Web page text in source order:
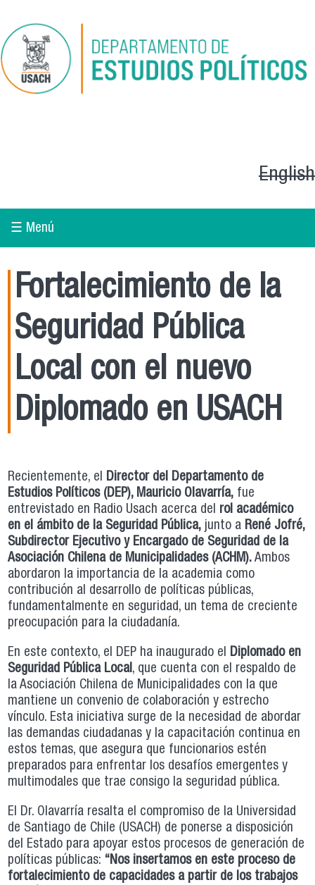
English
☰ Menú
Fortalecimiento de la
Seguridad Pública
Local con el nuevo
Diplomado en USACH
Recientemente, el Director del Departamento de
Estudios Políticos (DEP), Mauricio Olavarría, fue
entrevistado en Radio Usach acerca del rol académico
en el ámbito de la Seguridad Pública, junto a René Jofré,
Subdirector Ejecutivo y Encargado de Seguridad de la
Asociación Chilena de Municipalidades (ACHM).Ambos
abordaron la importancia de la academia como
contribución al desarrollo de políticas públicas,
fundamentalmente en seguridad, un tema de creciente
preocupación para la ciudadanía.
En este contexto, el DEP ha inaugurado el Diplomado en
Seguridad Pública Local, que cuenta con el respaldo de
la Asociación Chilena de Municipalidades con la que
mantiene un convenio de colaboración y estrecho
vínculo. Esta iniciativa surge de la necesidad de abordar
las demandas ciudadanas y la capacitación continua en
estos temas, que asegura que funcionarios estén
preparados para enfrentar los desafíos emergentes y
multimodales que trae consigo la seguridad pública.
El Dr. Olavarría resalta el compromiso de la Universidad
de Santiago de Chile (USACH) de ponerse a disposición
del Estado para apoyar estos procesos de generación de
políticas públicas: “Nos insertamos en este proceso de
fortalecimiento de capacidades a partir de los trabajos